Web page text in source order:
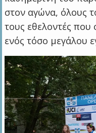
στον αγώνα, όλους
τους εθελοντές που
ενός τόσο μεγάλου